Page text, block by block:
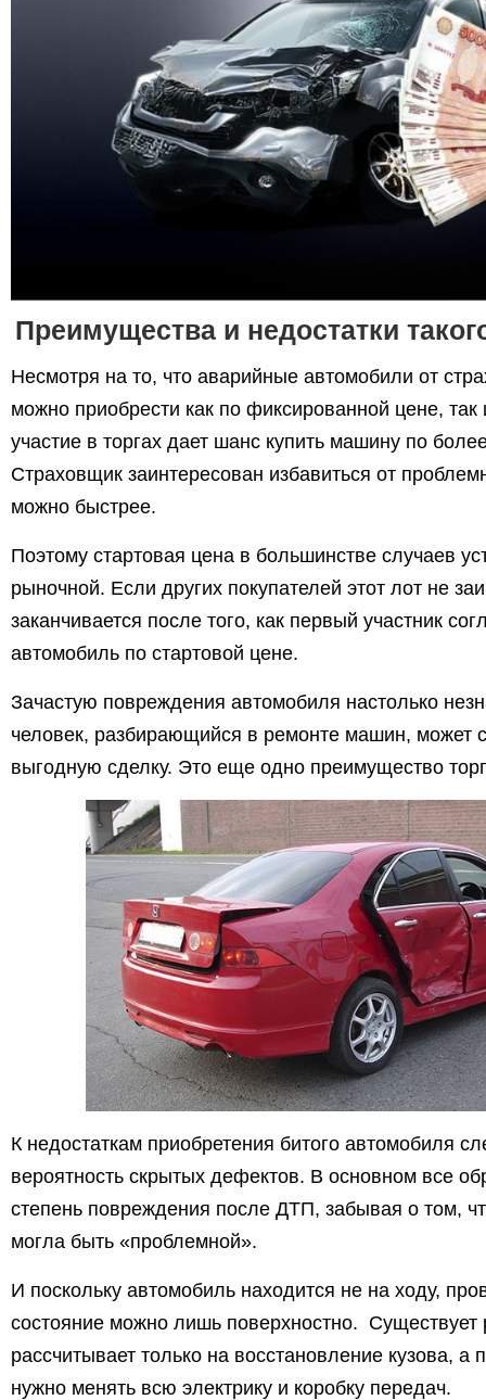
Преимущества и недостатки
Несмотря на то, что аварийные автомобили от
можно приобрести как по фиксированной цене, так
участие в торгах дает шанс купить машину по
Страховщик заинтересован избавиться от
можно быстрее.
Поэтому стартовая цена в большинстве случаев
рыночной. Если других покупателей этот лот не
заканчивается после того, как первый участник
автомобиль по стартовой цене.
Зачастую повреждения автомобиля настолько
человек, разбирающийся в ремонте машин, может
выгодную сделку. Это еще одно преимущество
К недостаткам приобретения битого автомобиля
вероятность скрытых дефектов. В основном все
степень повреждения после ДТП, забывая о том,
могла быть «проблемной».
И поскольку автомобиль находится не на ходу,
состояние можно лишь поверхностно. Существует
рассчитывает только на восстановление кузова, а
нужно менять всю электрику и коробку передач.